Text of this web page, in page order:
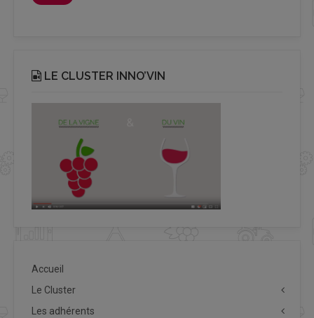
LE CLUSTER INNO’VIN
Accueil
Le Cluster
Les adhérents